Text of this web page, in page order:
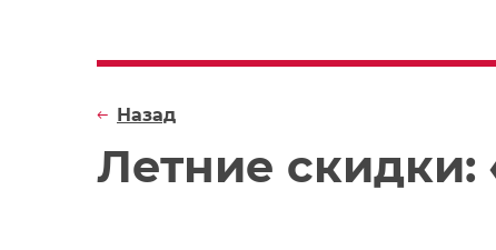
Летние скидки:
Назад